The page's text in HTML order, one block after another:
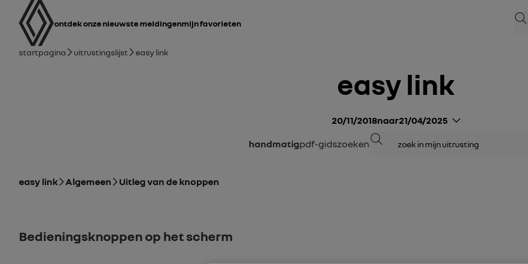
Gebruikershandleiding
Hoofdnavigatie
ontdek onze nieuwste meldingen Mijn favorieten
broodkruimelnavigatie
Startpagina Uitrustingslijst easy link
easy link
20/11/2018naar21/04/2025
Handmatig pdf-gids zoeken
Zoeken
easy link Algemeen Uitleg van de knoppen
Bedieningsknoppen op het scherm